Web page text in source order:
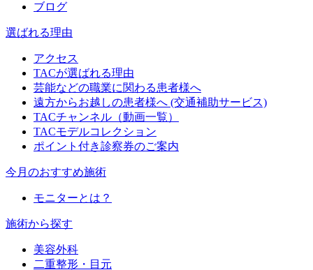
ブログ
選ばれる理由
アクセス
TACが選ばれる理由
芸能などの職業に関わる患者様へ
遠方からお越しの患者様へ (交通補助サービス)
TACチャンネル（動画一覧）
TACモデルコレクション
ポイント付き診察券のご案内
今月のおすすめ施術
モニターとは？
施術から探す
美容外科
二重整形・目元